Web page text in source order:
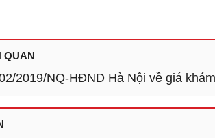
QUAN
2019/NQ-HĐND Hà Nội về giá